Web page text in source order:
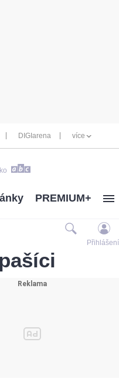
DIGIarena více
PREMIUM+
Přihlášení